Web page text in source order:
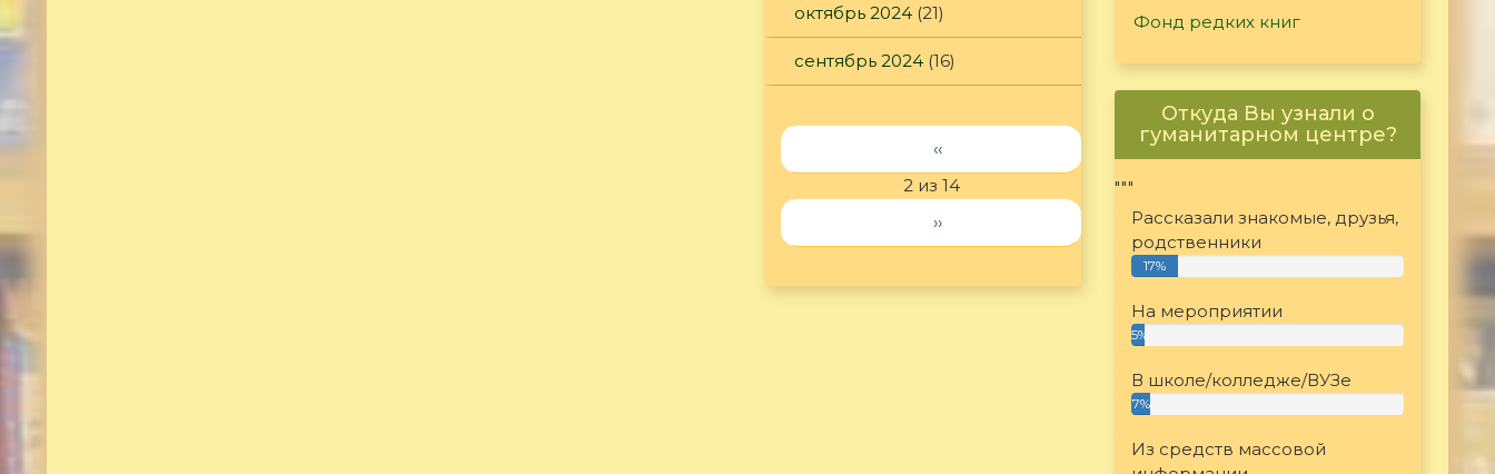
октябрь 2024 (21)
сентябрь 2024 (16)
‹‹
2 из 14
››
Фонд редких книг
Откуда Вы узнали о
гуманитарном центре?
"""
Рассказали знакомые, друзья,
родственники
17%
На мероприятии
5%
В школе/колледже/ВУЗе
7%
Из средств массовой